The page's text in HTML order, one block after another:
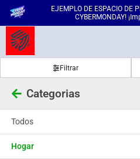
EJEMPLO DE ESPACIO DE
CYBERMONDAY!
Filtrar
Categorias
Todos
Hogar